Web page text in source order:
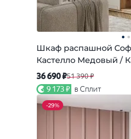
Шкаф распашной
Кастелло Медовый /
36 690 ₽51 390 ₽
9 173 ₽ в Сплит
-29%